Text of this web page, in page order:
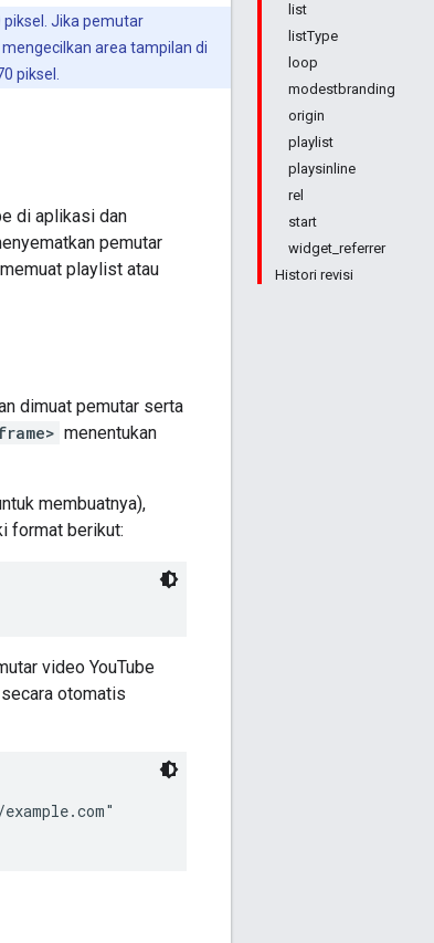
list
listType
loop
modestbranding
origin
playlist
playsinline
rel
start
widget_referrer
Histori revisi
Jika pemutar
area tampilan di
piksel.
di aplikasi dan
pemutar
playlist atau
dimuat pemutar serta
menentukan
membuatnya),
format berikut:
video YouTube
otomatis